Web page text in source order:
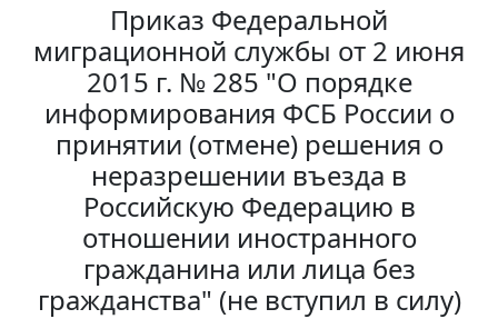
Приказ Федеральной
миграционной службы от 2 июня
2015 г. № 285 "О порядке
информирования ФСБ России о
принятии (отмене) решения о
неразрешении въезда в
Российскую Федерацию в
отношении иностранного
гражданина или лица без
гражданства" (не вступил в силу)